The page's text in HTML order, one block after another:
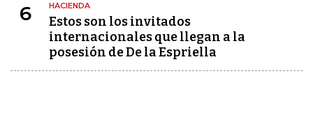
6 HACIENDA
Estos son los invitados
internacionales que llegan a la
posesión de De la Espriella